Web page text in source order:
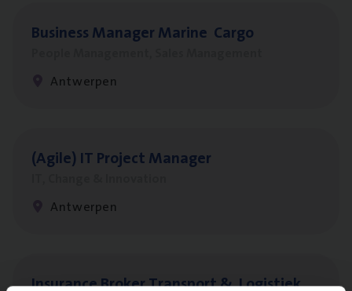
Busi­ness Mana­ger Mari­ne Cargo
Antwerpen
(Agi­le) ITPro­ject Manager
Antwerpen
Insu­ran­ce Bro­ker Trans­port&Logistiek